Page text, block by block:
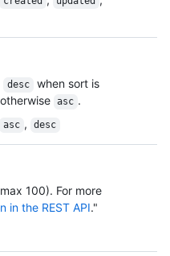
desc when sort is
asc .
asc , desc
100). For more
in the REST API."